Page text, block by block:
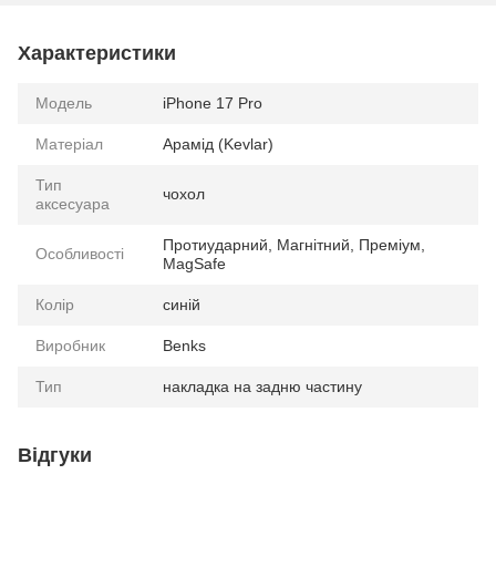
Характеристики
Модель iPhone 17 Pro
Матеріал Арамід (Kevlar)
Тип
аксесуара
чохол
Особливості
Протиударний, Магнітний, Преміум,
MagSafe
Колір синій
Виробник Benks
Тип накладка на задню частину
Відгуки